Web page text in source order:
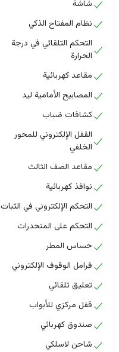
شاشة
نظام المفتاح الذكي
التحكم التلقائي في درجة
الحرارة
مقاعد كهربائية
المصابيح الأمامية ليد
كشافات ضباب
القفل الإلكتروني للمحور
الخلفي
مقاعد الصف الثالث
نوافذ كهربائية
التحكم الإلكتروني في الثبات
التحكم على المنحدرات
حساس المطر
فرامل الوقوف الإلكتروني
تعليق تلقائي
قفل مركزي للأبواب
صندوق كهربائي
شاحن لاسلكي